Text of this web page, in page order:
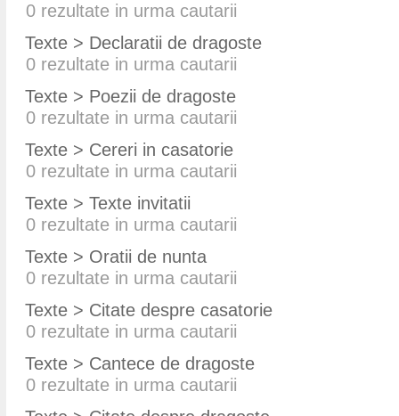
0 rezultate in urma cautarii
Texte > Declaratii de dragoste
0 rezultate in urma cautarii
Texte > Poezii de dragoste
0 rezultate in urma cautarii
Texte > Cereri in casatorie
0 rezultate in urma cautarii
Texte > Texte invitatii
0 rezultate in urma cautarii
Texte > Oratii de nunta
0 rezultate in urma cautarii
Texte > Citate despre casatorie
0 rezultate in urma cautarii
Texte > Cantece de dragoste
0 rezultate in urma cautarii